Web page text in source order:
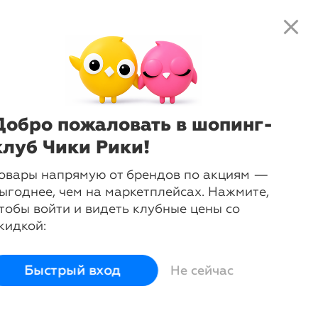
close
пожаловать в шопинг-
Чики Рики!
напрямую от брендов по акциям —
чем на маркетплейсах. Нажмите,
войти и видеть клубные цены со
Быстрый вход Не сейчас
Фигурка Овечка 21х13х19 см
Glasar
Войти и смотреть цены
Вы всегда сможете видеть специальные цены для
участников клуба